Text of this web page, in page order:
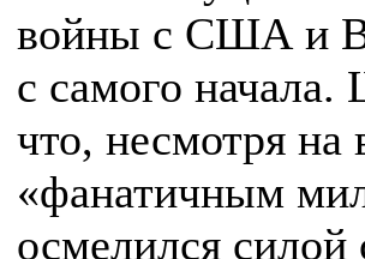
войны с США и
с самого
что, несмотря на
«фанатичным
осмелился силой